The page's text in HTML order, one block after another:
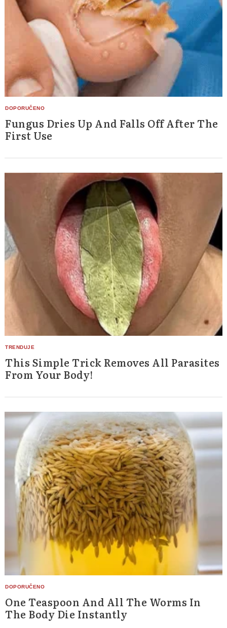
Fungus Dries Up And Falls Off After The
First Use
This Simple Trick Removes All Parasites
From Your Body!
One Teaspoon And All The Worms In
The Body Die Instantly
Search
for: